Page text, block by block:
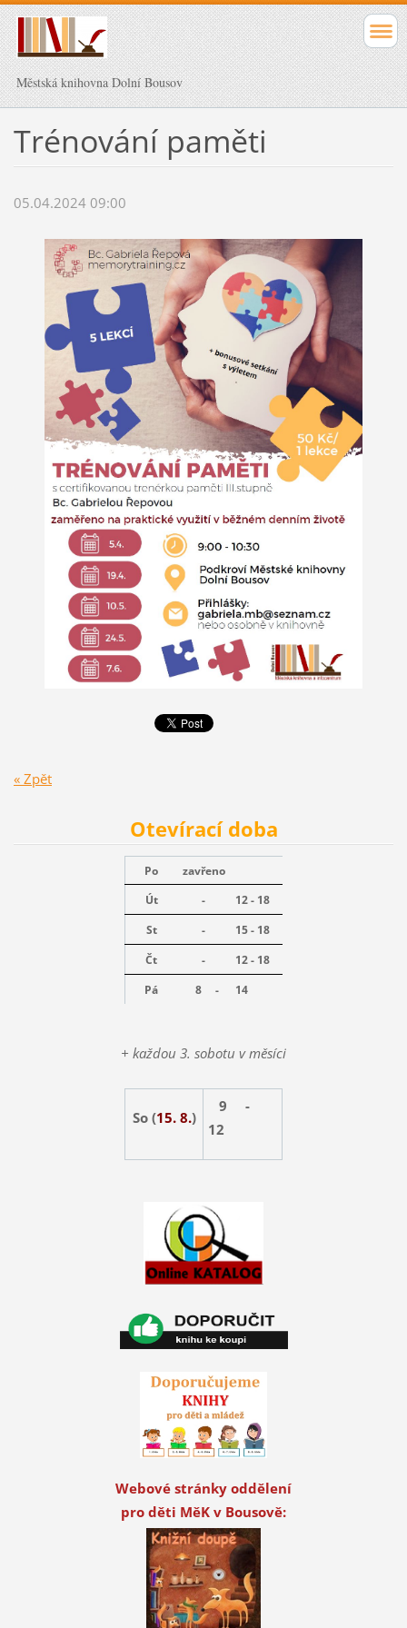
Městská knihovna Dolní Bousov
Trénování paměti
05.04.2024 09:00
« Zpět
Otevírací doba
Po
zavřeno
Út
-
12 - 18
St
-
15 - 18
Čt
-
12 - 18
Pá
8 - 14
+ každou 3. sobotu v měsíci
So (15. 8.)
9 -
12
Webové stránky oddělení
pro děti MěK v Bousově: